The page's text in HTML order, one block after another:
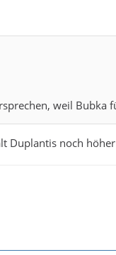
weil
Duplantis noch